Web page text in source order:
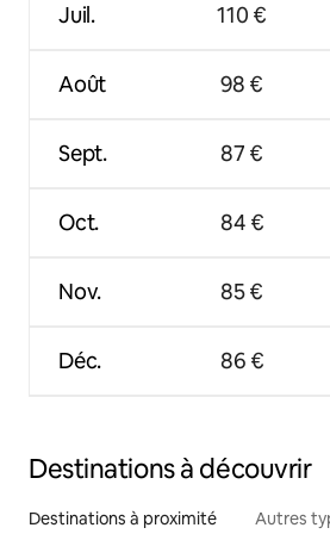
Juil.
Août
Sept.
Oct.
Nov.
Déc.
110 €
98 €
87 €
84 €
85 €
86 €
Destinations à découvrir
Destinations à proximité Autres